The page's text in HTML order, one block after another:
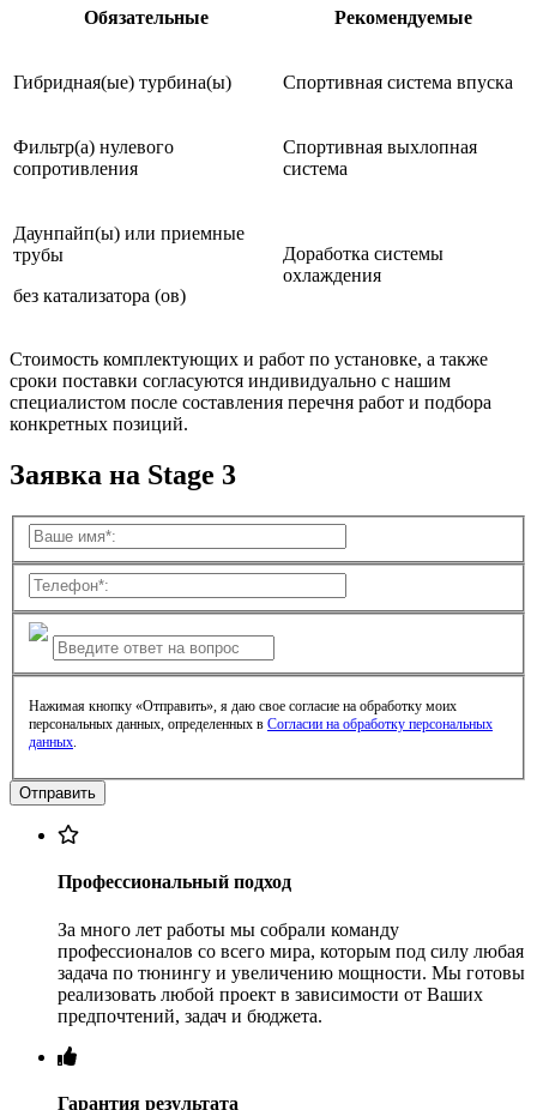
Обязательные Рекомендуемые
Гибридная(ые) турбина(ы) Спортивная система впуска
Фильтр(а) нулевого
сопротивления
Спортивная выхлопная
система
Даунпайп(ы) или приемные
трубы
без катализатора (ов)
Доработка системы
охлаждения
Стоимость комплектующих и работ по установке, а также
сроки поставки согласуются индивидуально с нашим
специалистом после составления перечня работ и подбора
конкретных позиций.
Заявка на Stage 3
Нажимая кнопку «Отправить», я даю свое согласие на обработку моих
персональных данных, определенных в Согласии на обработку персональных
данных.
Профессиональный подход
За много лет работы мы собрали команду
профессионалов со всего мира, которым под силу любая
задача по тюнингу и увеличению мощности. Мы готовы
реализовать любой проект в зависимости от Ваших
предпочтений, задач и бюджета.
Гарантия результата